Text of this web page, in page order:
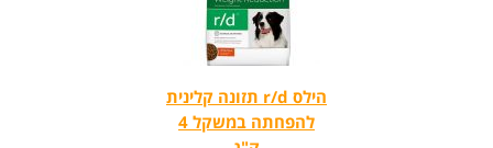
הילס r/d תזונה קלינית
להפחתה במשקל 4